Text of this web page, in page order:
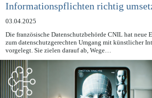
KI & DSGVO: Betroffenenrechte
Informationspflichten richtig
03.04.2025
Die französische Datenschutzbehörde CNIL hat neue
zum datenschutzgerechten Umgang mit künstlicher
vorgelegt. Sie zielen darauf ab, Wege…